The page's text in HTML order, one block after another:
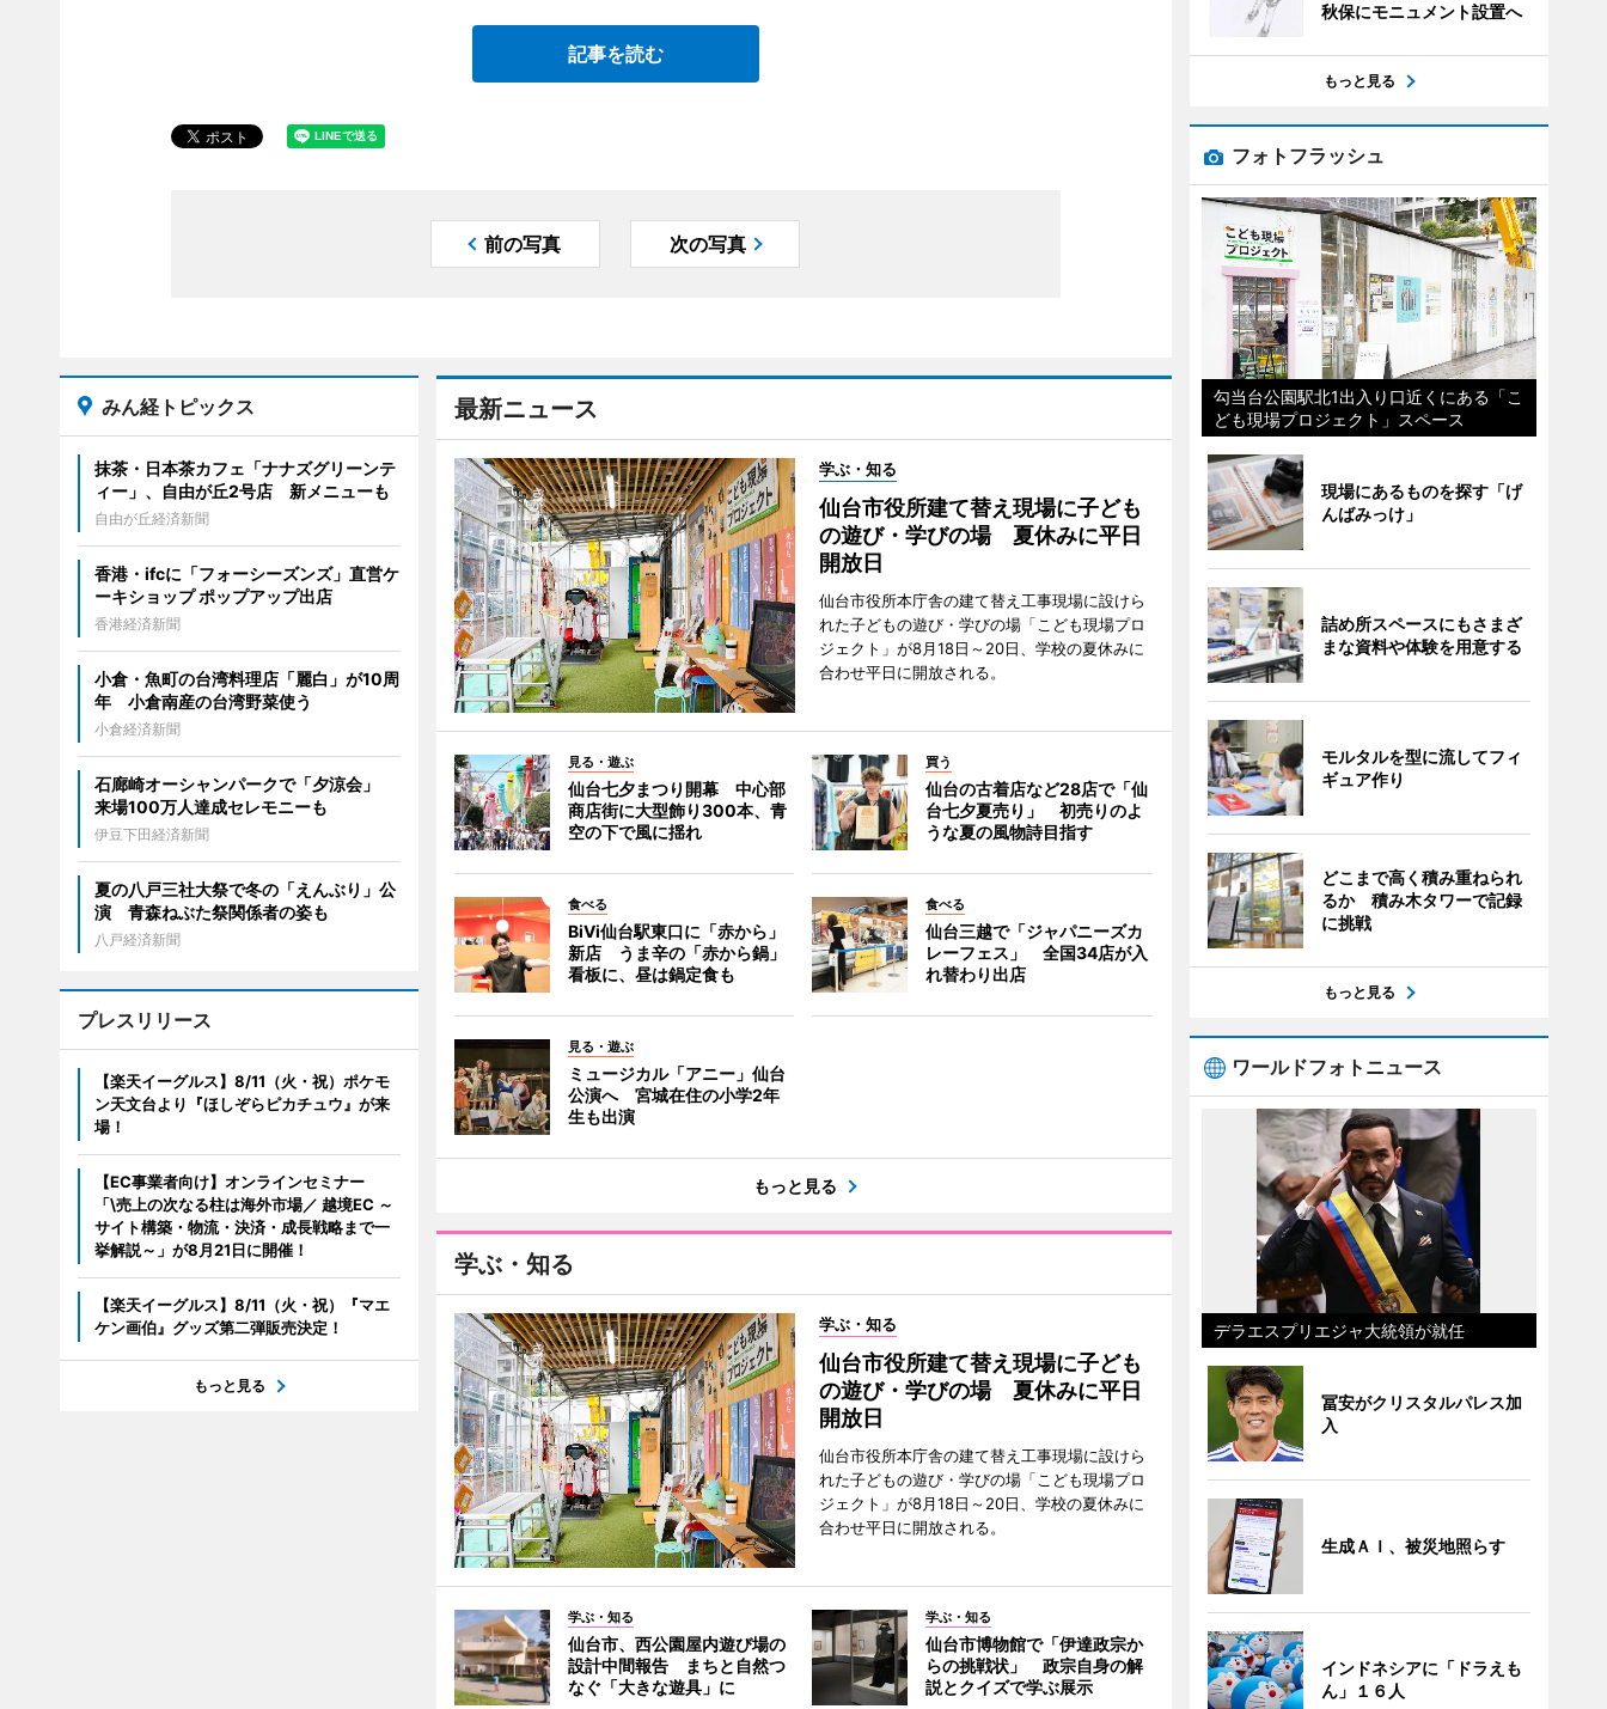
記事を読む
前の写真 次の写真
最新ニュース
学ぶ・知る
仙台市役所建て替え現場に子ども
の遊び・学びの場 夏休みに平日
開放日
仙台市役所本庁舎の建て替え工事現場に設けら
れた子どもの遊び・学びの場「こども現場プロ
ジェクト」が8月18日～20日、学校の夏休みに
合わせ平日に開放される。
見る・遊ぶ
仙台七夕まつり開幕 中心部
商店街に大型飾り300本、青
空の下で風に揺れ
買う
仙台の古着店など28店で「仙
台七夕夏売り」 初売りのよ
うな夏の風物詩目指す
食べる
BiVi仙台駅東口に「赤から」
新店 うま辛の「赤から鍋」
看板に、昼は鍋定食も
食べる
仙台三越で「ジャパニーズカ
レーフェス」 全国34店が入
れ替わり出店
見る・遊ぶ
ミュージカル「アニー」仙台
公演へ 宮城在住の小学2年
生も出演
もっと見る
学ぶ・知る
学ぶ・知る
仙台市役所建て替え現場に子ども
の遊び・学びの場 夏休みに平日
開放日
仙台市役所本庁舎の建て替え工事現場に設けら
れた子どもの遊び・学びの場「こども現場プロ
ジェクト」が8月18日～20日、学校の夏休みに
合わせ平日に開放される。
学ぶ・知る
仙台市、西公園屋内遊び場の
設計中間報告 まちと自然つ
なぐ「大きな遊具」に
学ぶ・知る
仙台市博物館で「伊達政宗か
らの挑戦状」 政宗自身の解
説とクイズで学ぶ展示
みん経トピックス
抹茶・日本茶カフェ「ナナズグリーンテ
ィー」、自由が丘2号店 新メニューも
自由が丘経済新聞
香港・ifcに「フォーシーズンズ」直営ケ
ーキショップ ポップアップ出店
香港経済新聞
小倉・魚町の台湾料理店「麗白」が10周
年 小倉南産の台湾野菜使う
小倉経済新聞
石廊崎オーシャンパークで「夕涼会」
来場100万人達成セレモニーも
伊豆下田経済新聞
夏の八戸三社大祭で冬の「えんぶり」公
演 青森ねぶた祭関係者の姿も
八戸経済新聞
プレスリリース
【楽天イーグルス】8/11（火・祝）ポケモ
ン天文台より『ほしぞらピカチュウ』が来
場！
【EC事業者向け】オンラインセミナー
「\売上の次なる柱は海外市場／ 越境EC ～
サイト構築・物流・決済・成長戦略まで一
挙解説～」が8月21日に開催！
【楽天イーグルス】8/11（火・祝）『マエ
ケン画伯』グッズ第二弾販売決定！
もっと見る
秋保にモニュメント設置へ
もっと見る
フォトフラッシュ
勾当台公園駅北1出入り口近くにある「こ
ども現場プロジェクト」スペース
現場にあるものを探す「げ
んばみっけ」
詰め所スペースにもさまざ
まな資料や体験を用意する
モルタルを型に流してフィ
ギュア作り
どこまで高く積み重ねられ
るか 積み木タワーで記録
に挑戦
もっと見る
ワールドフォトニュース
デラエスプリエジャ大統領が就任
冨安がクリスタルパレス加
入
生成ＡＩ、被災地照らす
インドネシアに「ドラえも
ん」１６人